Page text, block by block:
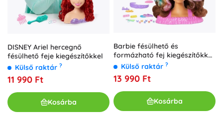
DISNEY Ariel hercegnő
fésülhető feje kiegészítőkkel
Külső raktár ?
11 990 Ft
Kosárba
Barbie fésülhető és
formázható fej kiegészítőkkel,
20 darab
Külső raktár ?
13 990 Ft
Kosárba